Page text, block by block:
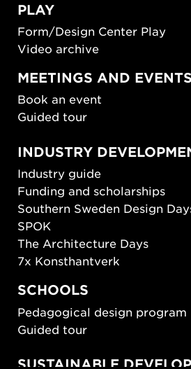
PLAY
Form/Design Center Play
Video archive
MEETINGS AND EVENTS
Book an event
Guided tour
INDUSTRY
Industry guide
Funding and scholarships
Southern Sweden Design
SPOK
The Architecture Days
7x Konsthantverk
SCHOOLS
Pedagogical design program
Guided tour
SUSTAINABLE